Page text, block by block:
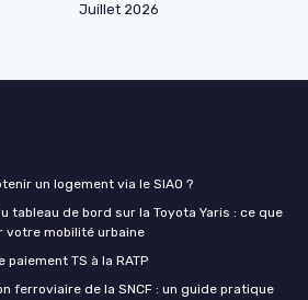
Juillet 2026
un logement via le SIAO ?
tableau de bord sur la Toyota Yaris : ce que
votre mobilité urbaine
TS à la RATP
ferroviaire de la SNCF : un guide pratique